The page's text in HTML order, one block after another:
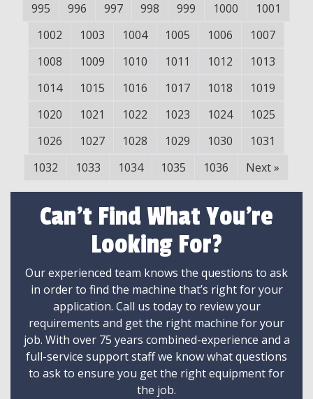
995
996 997 998 999 1000
1001
1002
1003 1004 1005 1006
1007
1008
1009 1010 1011 1012
1013
1014
1015 1016 1017 1018
1019
1020
1021 1022 1023 1024
1025
1026
1027 1028 1029 1030
1031
1032
1033 1034 1035 1036 Next»
Can't Find What You're
Looking For?
Our experienced team knows the questions to ask
in order to find the machine that’s right for your
application. Call us today to review your
requirements and get the right machine for your
job. With over 75 years combined-experience and a
full-service support staff we know what questions
to ask to ensure you get the right equipment for
the job.